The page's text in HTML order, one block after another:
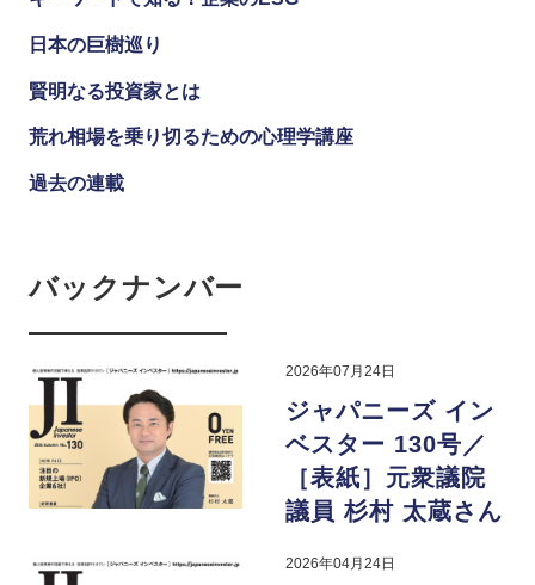
日本の巨樹巡り
賢明なる投資家とは
荒れ相場を乗り切るための心理学講座
過去の連載
バックナンバー
2026年07月24日
ジャパニーズ イン
ベスター 130号／
［表紙］元衆議院
議員 杉村 太蔵さん
2026年04月24日